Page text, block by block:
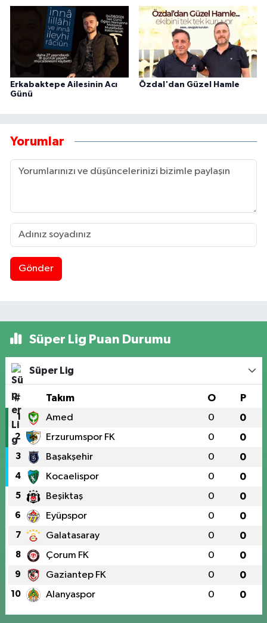
Erkabaktepe Ailesinin Acı
Günü
Özdal'dan Güzel Hamle
Yorumlar
Gönder
Süper Lig Puan Durumu
Süper Lig
# Takım O P
1 Amed 0 0
2 Erzurumspor FK 0 0
3 Başakşehir 0 0
4 Kocaelispor 0 0
5 Beşiktaş 0 0
6 Eyüpspor 0 0
7 Galatasaray 0 0
8 Çorum FK 0 0
9 Gaziantep FK 0 0
10 Alanyaspor 0 0